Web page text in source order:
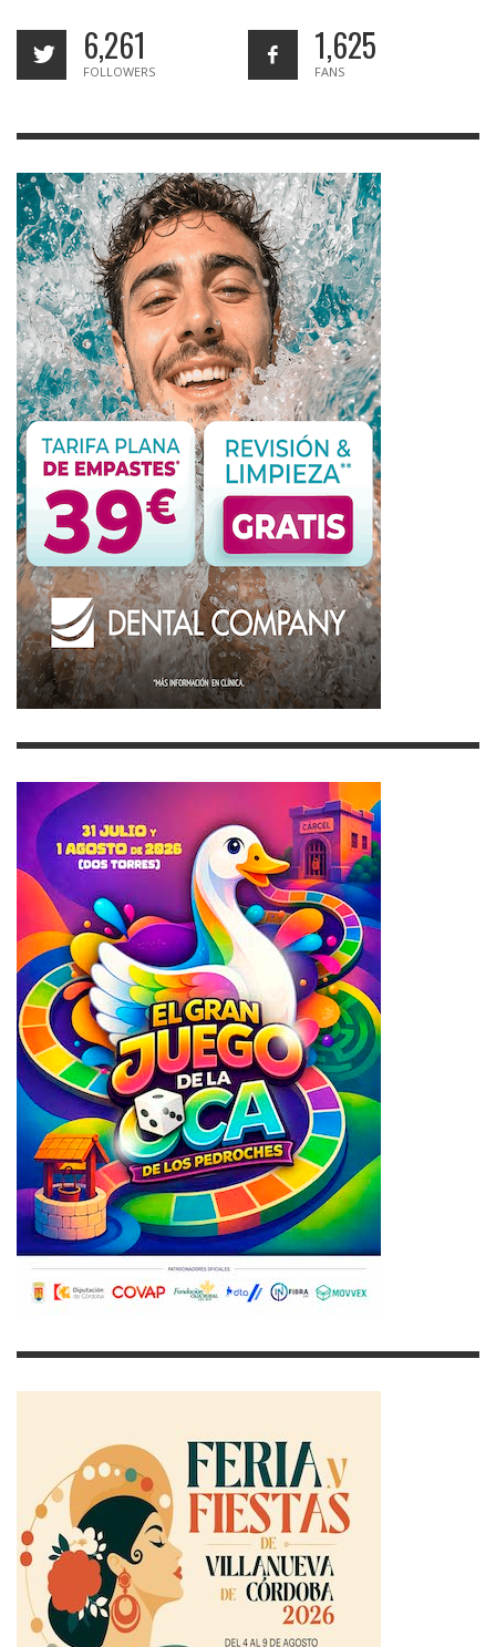
6,261
FOLLOWERS
1,625
FANS